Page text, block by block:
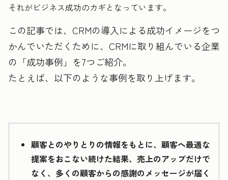
それがビジネス成功のカギとなっています。
この記事では、CRMの導入による成功イメージをつ
かんでいただくために、CRMに取り組んでいる企業
の「成功事例」を7つご紹介。
たとえば、以下のような事例を取り上げます。
顧客とのやりとりの情報をもとに、顧客へ最適な
提案をおこない続けた結果、売上のアップだけで
なく、多くの顧客からの感謝のメッセージが届く